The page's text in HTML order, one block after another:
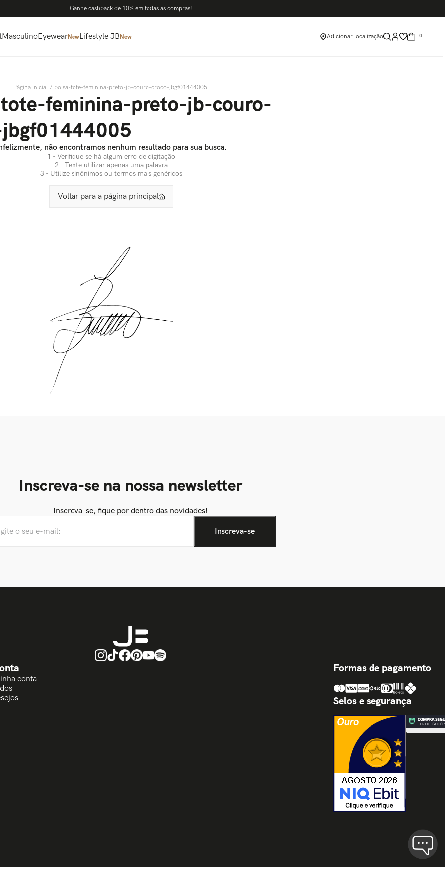
Ganhe cashback de 10% em todas as compras!
MasculinoEyewearNewLifestyle JBNew Adicionar localização 0
bolsa-tote-feminina-preto-jb-couro-croco-jbgf01444005
feminina-preto-jb-couro-
não encontramos nenhum resultado para sua busca.
1 - Verifique se há algum erro de digitação
2 - Tente utilizar apenas uma palavra
3 - Utilize sinônimos ou termos mais genéricos
Voltar para a página principal
Inscreva-se na nossa newsletter
Inscreva-se, fique por dentro das novidades!
conta
Formas de pagamento
Selos e segurança